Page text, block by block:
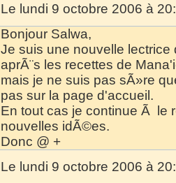
Le lundi 9 octobre 2006 à
Bonjour Salwa,
Je suis une nouvelle
aprÃ¨s les recettes de
mais je ne suis pas sÃ»re
pas sur la page d'accueil.
En tout cas je continue Ã le
nouvelles idÃ©es.
Donc @ +
Le lundi 9 octobre 2006 à